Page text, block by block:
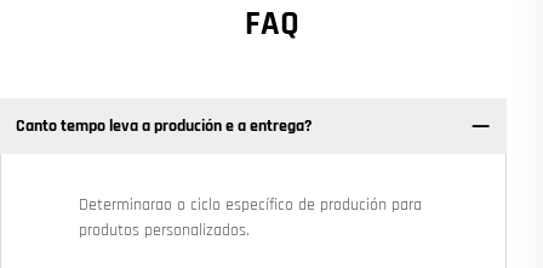
FAQ
Canto tempo leva a produción e a entrega?
Determinarao o ciclo específico de produción para
produtos personalizados.